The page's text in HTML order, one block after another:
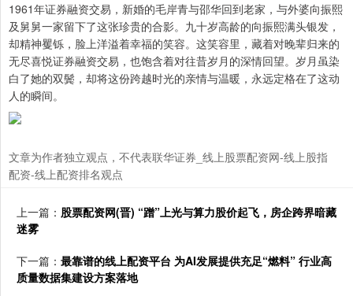
1961年证券融资交易，新婚的毛岸青与邵华回到老家，与外婆向振熙
及舅舅一家留下了这张珍贵的合影。九十岁高龄的向振熙满头银发，
却精神矍铄，脸上洋溢着幸福的笑容。这笑容里，藏着对晚辈归来的
无尽喜悦证券融资交易，也饱含着对往昔岁月的深情回望。岁月虽染
白了她的双鬓，却将这份跨越时光的亲情与温暖，永远定格在了这动
人的瞬间。
文章为作者独立观点，不代表联华证券_线上股票配资网-线上股指
配资-线上配资排名观点
上一篇： 股票配资网(晋) “蹭”上光与算力股价起飞，房企跨界暗藏
迷雾
下一篇： 最靠谱的线上配资平台 为AI发展提供充足“燃料” 行业高
质量数据集建设方案落地